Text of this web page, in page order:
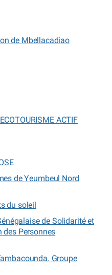
de Mbellacadiao
ACTIF
de Yeumbeul Nord
du soleil
de Solidarité et
des Personnes
Groupe